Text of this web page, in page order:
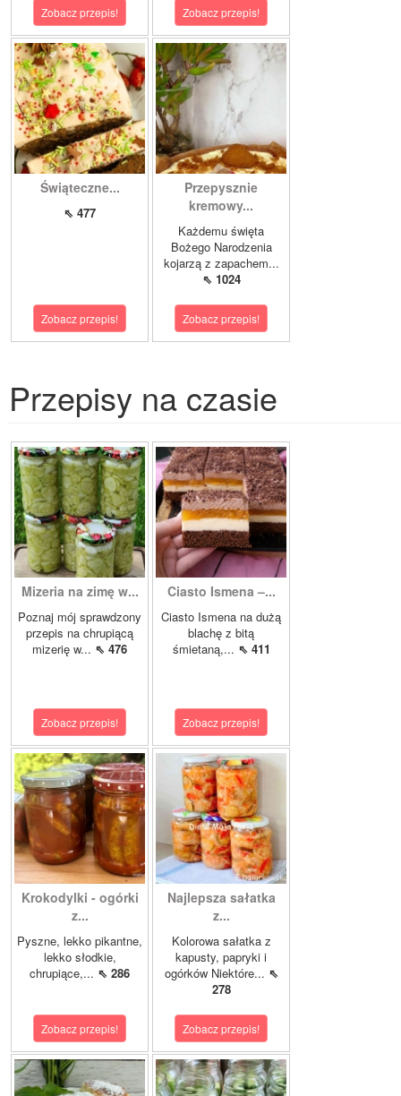
Zobacz przepis! Zobacz przepis!
Świąteczne...
⇖ 477
Zobacz przepis!
Przepysznie
kremowy...
Każdemu święta
Bożego Narodzenia
kojarzą z zapachem...
⇖ 1024
Zobacz przepis!
Przepisy na czasie
Mizeria na zimę w...
Poznaj mój sprawdzony
przepis na chrupiącą
mizerię w... ⇖ 476
Zobacz przepis!
Ciasto Ismena –...
Ciasto Ismena na dużą
blachę z bitą
śmietaną,... ⇖ 411
Zobacz przepis!
Krokodylki - ogórki
z...
Pyszne, lekko pikantne,
lekko słodkie,
chrupiące,... ⇖ 286
Zobacz przepis!
Najlepsza sałatka
z...
Kolorowa sałatka z
kapusty, papryki i
ogórków Niektóre... ⇖
278
Zobacz przepis!